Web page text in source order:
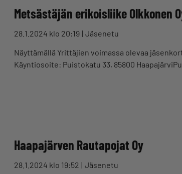
Metsästäjän erikoisliike Olkkonen
28.1.2024 klo 20:19 Jäsenetu
Näyttämällä Yrittäjien voimassa olevaa
Käyntiosoite: Puistokatu 33, 85800
Haapajärven Rautapojat Oy
28.1.2024 klo 19:52
Jäsenetu